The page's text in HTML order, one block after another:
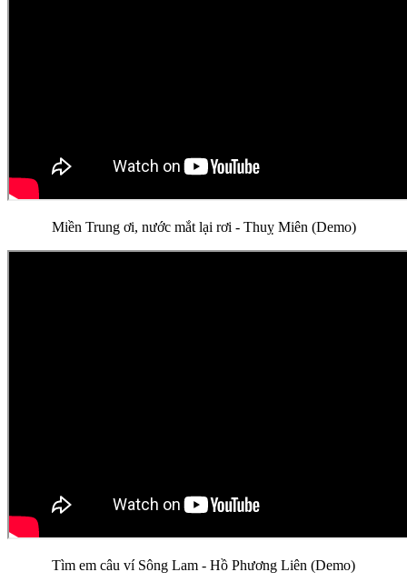
Miền Trung ơi, nước mắt lại rơi - Thuỵ Miên (Demo)
Tìm em câu ví Sông Lam - Hồ Phương Liên (Demo)